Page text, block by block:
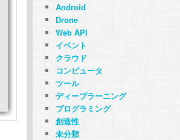
Android
Drone
Web API
イベント
クラウド
コンピュータ
ツール
ディープラーニング
プログラミング
創造性
未分類